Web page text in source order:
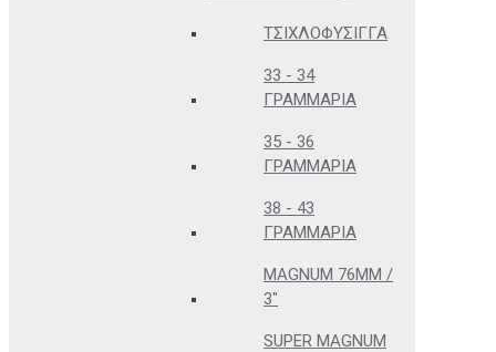
ΤΣΙΧΛΟΦΎΣΙΓΓΑ
33 - 34
ΓΡΑΜΜΆΡΙΑ
35 - 36
ΓΡΑΜΜΆΡΙΑ
38 - 43
ΓΡΑΜΜΆΡΙΑ
MAGNUM 76MM /
3"
SUPER MAGNUM